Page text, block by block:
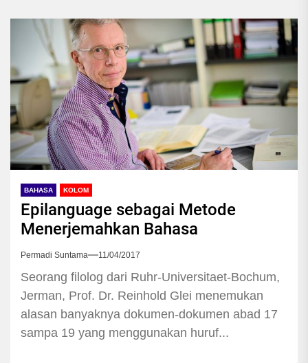
BAHASA KOLOM
Epilanguage sebagai Metode
Menerjemahkan Bahasa
Permadi Suntama 11/04/2017
Seorang filolog dari Ruhr-Universitaet-Bochum,
Jerman, Prof. Dr. Reinhold Glei menemukan
alasan banyaknya dokumen-dokumen abad 17
sampa 19 yang menggunakan huruf...